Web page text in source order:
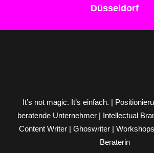
Düsseldorf
It’s not magic. It’s einfach. |
beratende Unternehmer | Intellectual
Content Writer | Ghoswriter |
Beraterin